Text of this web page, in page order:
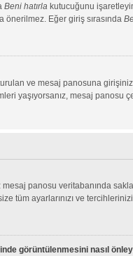
Beni hatırlakutucuğunu
önerilmez. Eğer giriş sırasında
ve mesaj panosuna
yaşıyorsanız, mesaj panosu
mesaj panosu veritabanında
tüm ayarlarınızı ve
görüntülenmesini nasıl